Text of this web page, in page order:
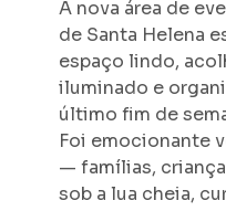
A nova área de
de Santa Helena
espaço lindo,
iluminado e
último fim de
Foi emocionante
— famílias,
sob a lua cheia,